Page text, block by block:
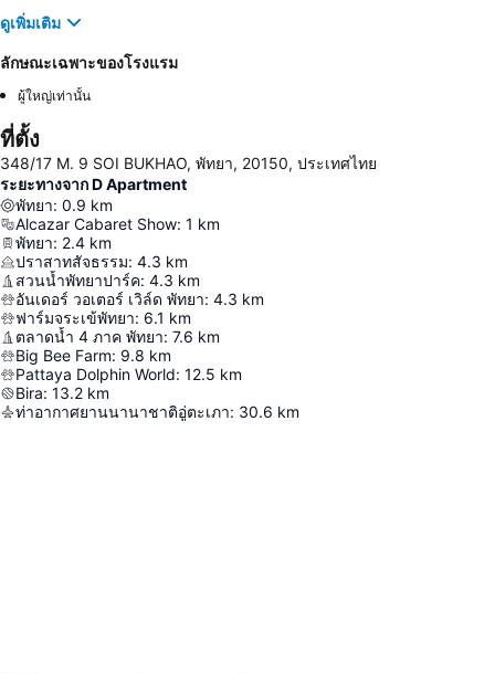
ดูเพิ่มเติม
ลักษณะเฉพาะของโรงแรม
ผู้ใหญ่เท่านั้น
ที่ตั้ง
348/17 M. 9 SOI BUKHAO, พัทยา, 20150, ประเทศไทย
ระยะทางจาก D Apartment
พัทยา: 0.9 km
Alcazar Cabaret Show: 1 km
พัทยา: 2.4 km
ปราสาทสัจธรรม: 4.3 km
สวนน้ำพัทยาปาร์ค: 4.3 km
อันเดอร์ วอเตอร์ เวิล์ด พัทยา: 4.3 km
ฟาร์มจระเข้พัทยา: 6.1 km
ตลาดน้ำ 4 ภาค พัทยา: 7.6 km
Big Bee Farm: 9.8 km
Pattaya Dolphin World: 12.5 km
Bira: 13.2 km
ท่าอากาศยานนานาชาติอู่ตะเภา: 30.6 km